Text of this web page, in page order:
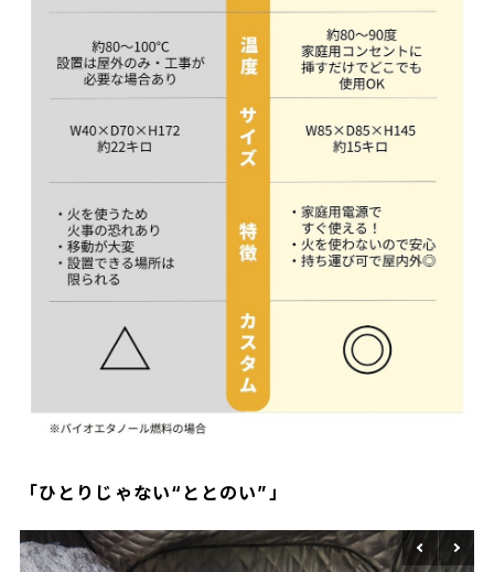
「ひとりじゃない“ととのい”」